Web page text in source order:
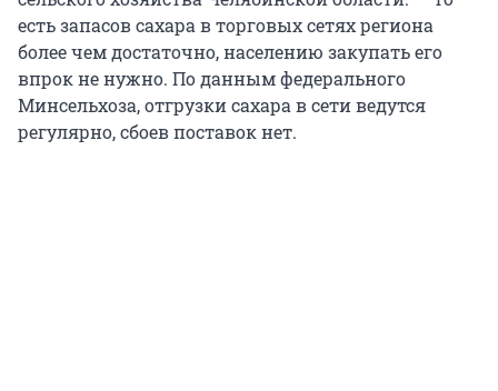
есть запасов сахара в торговых сетях региона
более чем достаточно, населению закупать его
впрок не нужно. По данным федерального
Минсельхоза, отгрузки сахара в сети ведутся
регулярно, сбоев поставок нет.